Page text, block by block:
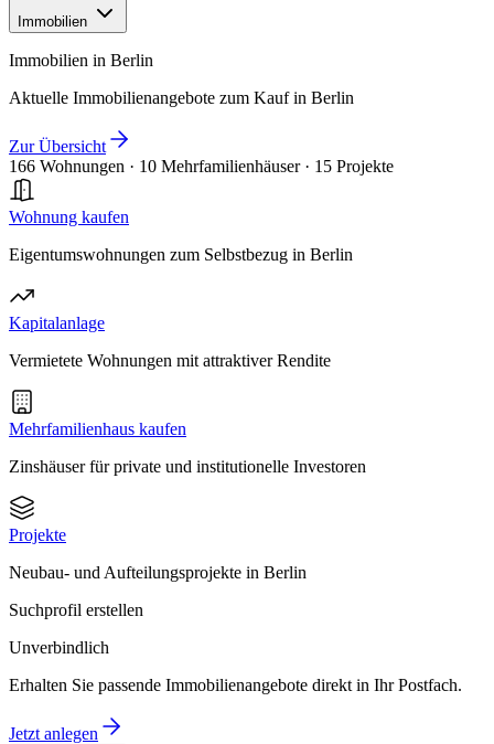
Immobilien
Immobilien in Berlin
Aktuelle Immobilienangebote zum Kauf in Berlin
Zur Übersicht
166 Wohnungen · 10 Mehrfamilienhäuser · 15 Projekte
Wohnung kaufen
Eigentumswohnungen zum Selbstbezug in Berlin
Kapitalanlage
Vermietete Wohnungen mit attraktiver Rendite
Mehrfamilienhaus kaufen
Zinshäuser für private und institutionelle Investoren
Projekte
Neubau- und Aufteilungsprojekte in Berlin
Suchprofil erstellen
Unverbindlich
Erhalten Sie passende Immobilienangebote direkt in Ihr Postfach.
Jetzt anlegen